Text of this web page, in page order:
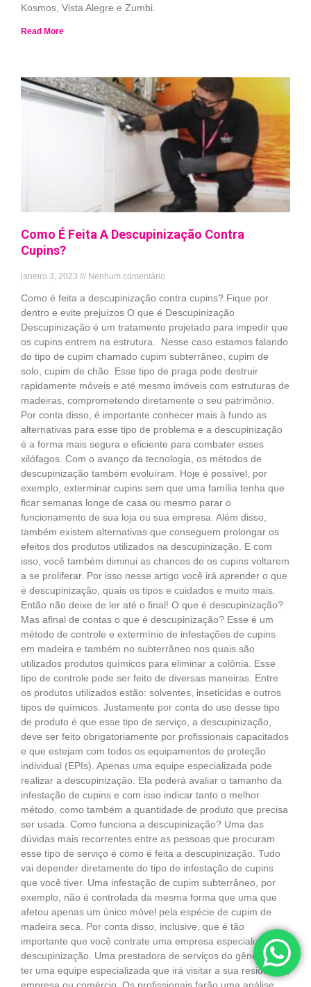
Kosmos, Vista Alegre e Zumbi.
Read More
Como É Feita A Descupinização Contra
Cupins?
janeiro 3, 2023 Nenhum comentário
Como é feita a descupinização contra cupins? Fique por
dentro e evite prejuízos O que é Descupinização
Descupinização é um tratamento projetado para impedir que
os cupins entrem na estrutura. Nesse caso estamos falando
do tipo de cupim chamado cupim subterrâneo, cupim de
solo, cupim de chão. Esse tipo de praga pode destruir
rapidamente móveis e até mesmo imóveis com estruturas de
madeiras, comprometendo diretamente o seu patrimônio.
Por conta disso, é importante conhecer mais à fundo as
alternativas para esse tipo de problema e a descupinização
é a forma mais segura e eficiente para combater esses
xilófagos. Com o avanço da tecnologia, os métodos de
descupinização também evoluíram. Hoje é possível, por
exemplo, exterminar cupins sem que uma família tenha que
ficar semanas longe de casa ou mesmo parar o
funcionamento de sua loja ou sua empresa. Além disso,
também existem alternativas que conseguem prolongar os
efeitos dos produtos utilizados na descupinização. E com
isso, você também diminui as chances de os cupins voltarem
a se proliferar. Por isso nesse artigo você irá aprender o que
é descupinização, quais os tipos e cuidados e muito mais.
Então não deixe de ler até o final! O que é descupinização?
Mas afinal de contas o que é descupinização? Esse é um
método de controle e extermínio de infestações de cupins
em madeira e também no subterrâneo nos quais são
utilizados produtos químicos para eliminar a colônia. Esse
tipo de controle pode ser feito de diversas maneiras. Entre
os produtos utilizados estão: solventes, inseticidas e outros
tipos de químicos. Justamente por conta do uso desse tipo
de produto é que esse tipo de serviço, a descupinização,
deve ser feito obrigatoriamente por profissionais capacitados
e que estejam com todos os equipamentos de proteção
individual (EPIs). Apenas uma equipe especializada pode
realizar a descupinização. Ela poderá avaliar o tamanho da
infestação de cupins e com isso indicar tanto o melhor
método, como também a quantidade de produto que precisa
ser usada. Como funciona a descupinização? Uma das
dúvidas mais recorrentes entre as pessoas que procuram
esse tipo de serviço é como é feita a descupinização. Tudo
vai depender diretamente do tipo de infestação de cupins
que você tiver. Uma infestação de cupim subterrâneo, por
exemplo, não é controlada da mesma forma que uma que
afetou apenas um único móvel pela espécie de cupim de
madeira seca. Por conta disso, inclusive, que é tão
importante que você contrate uma empresa especializa em
descupinização. Uma prestadora de serviços do gênero irá
ter uma equipe especializada que irá visitar a sua residência,